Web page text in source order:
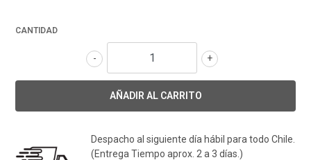
CANTIDAD
+
-
Despacho al siguiente día hábil para todo Chile.
(Entrega Tiempo aprox. 2 a 3 días.)